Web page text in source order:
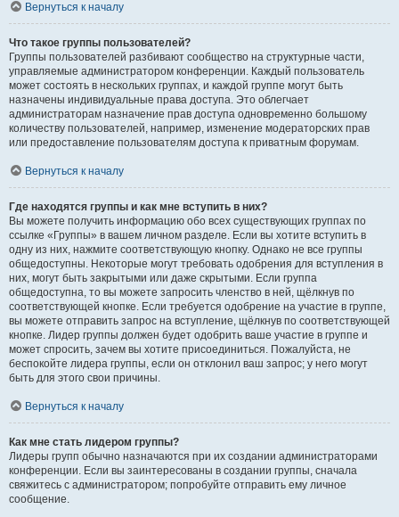
Вернуться к началу
Что такое группы пользователей?
Группы пользователей разбивают сообщество на структурные части,
управляемые администратором конференции. Каждый пользователь
может состоять в нескольких группах, и каждой группе могут быть
назначены индивидуальные права доступа. Это облегчает
администраторам назначение прав доступа одновременно большому
количеству пользователей, например, изменение модераторских прав
или предоставление пользователям доступа к приватным форумам.
Вернуться к началу
Где находятся группы и как мне вступить в них?
Вы можете получить информацию обо всех существующих группах по
ссылке «Группы» в вашем личном разделе. Если вы хотите вступить в
одну из них, нажмите соответствующую кнопку. Однако не все группы
общедоступны. Некоторые могут требовать одобрения для вступления в
них, могут быть закрытыми или даже скрытыми. Если группа
общедоступна, то вы можете запросить членство в ней, щёлкнув по
соответствующей кнопке. Если требуется одобрение на участие в группе,
вы можете отправить запрос на вступление, щёлкнув по соответствующей
кнопке. Лидер группы должен будет одобрить ваше участие в группе и
может спросить, зачем вы хотите присоединиться. Пожалуйста, не
беспокойте лидера группы, если он отклонил ваш запрос; у него могут
быть для этого свои причины.
Вернуться к началу
Как мне стать лидером группы?
Лидеры групп обычно назначаются при их создании администраторами
конференции. Если вы заинтересованы в создании группы, сначала
свяжитесь с администратором; попробуйте отправить ему личное
сообщение.